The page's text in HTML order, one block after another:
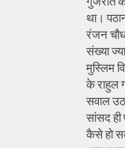
था।
रंजन
संख्या
मुस्लिम
के राहुल
सवाल
सांसद ही
कैसे हो